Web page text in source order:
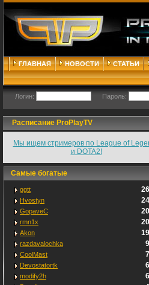
ГЛАВНАЯ НОВОСТИ СТАТЬИ
Логин: Пароль:
Расписание ProPlayTV
Мы ищем стримеров по League of
и DOTA2!
Самые богатые
ggtt
Hvostyn
GopaveC
rmn1x
Akon
razdavalochka
CoolMast
Devostatortk
modify2h